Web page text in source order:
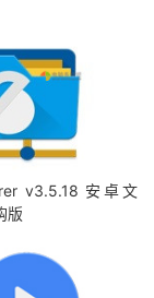
v3.5.18 安卓文
版